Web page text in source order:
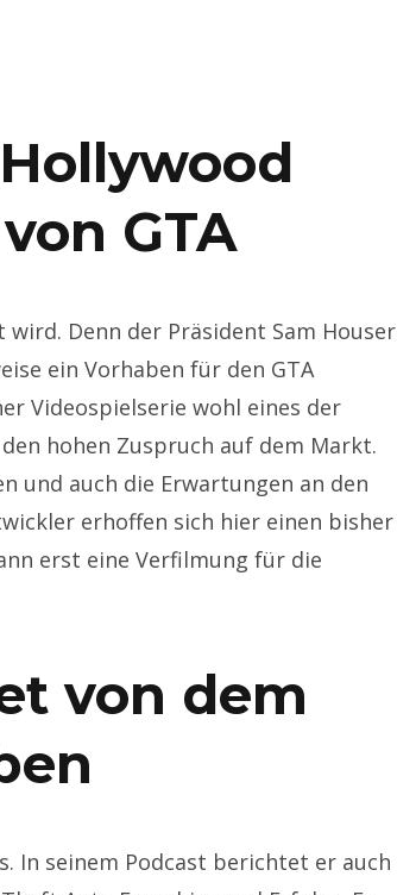
GTA
Denn der Präsident Sam Houser
ein Vorhaben für den GTA
Videospielserie wohl eines der
hohen Zuspruch auf dem Markt.
und auch die Erwartungen an den
erhoffen sich hier einen bisher
erst eine Verfilmung für die
von dem
In seinem Podcast berichtet er auch